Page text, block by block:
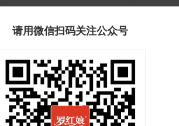
请用微信扫码关注公众号